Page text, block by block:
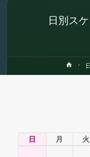
日別ス
ホ
ー
日
月 火